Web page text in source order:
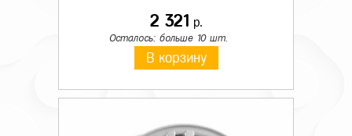
2 321 р.
Осталось: больше 10 шт.
В корзину